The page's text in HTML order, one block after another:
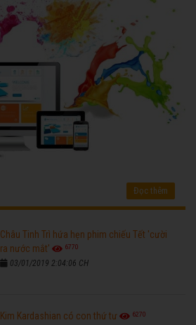
Đọc thêm
Châu Tinh Trì hứa hẹn phim chiếu Tết 'cười
ra nước mắt'
6770
03/01/2019 2:04:06 CH
Kim Kardashian có con thứ tư 6270